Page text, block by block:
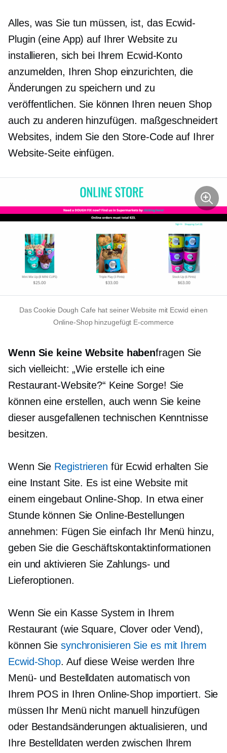
Alles, was Sie tun müssen, ist, das Ecwid-
Plugin (eine App) auf Ihrer Website zu
installieren, sich bei Ihrem Ecwid-Konto
anzumelden, Ihren Shop einzurichten, die
Änderungen zu speichern und zu
veröffentlichen. Sie können Ihren neuen Shop
auch zu anderen hinzufügen. maßgeschneidert
Websites, indem Sie den Store-Code auf Ihrer
Website-Seite einfügen.
Das Cookie Dough Cafe hat seiner Website mit Ecwid einen
Online-Shop hinzugefügt E-commerce
Wenn Sie keine Website habenfragen Sie
sich vielleicht: „Wie erstelle ich eine
Restaurant-Website?“ Keine Sorge! Sie
können eine erstellen, auch wenn Sie keine
dieser ausgefallenen technischen Kenntnisse
besitzen.
Wenn Sie Registrieren für Ecwid erhalten Sie
eine Instant Site. Es ist eine Website mit
einemeingebautOnline-Shop. In etwa einer
Stunde können Sie Online-Bestellungen
annehmen: Fügen Sie einfach Ihr Menü hinzu,
geben Sie die Geschäftskontaktinformationen
ein und aktivieren Sie Zahlungs- und
Lieferoptionen.
Wenn Sie ein Kasse System in Ihrem
Restaurant (wie Square, Clover oder Vend),
können Sie synchronisieren Sie es mit Ihrem
Ecwid-Shop. Auf diese Weise werden Ihre
Menü- und Bestelldaten automatisch von
Ihrem POS in Ihren Online-Shop importiert. Sie
müssen Ihr Menü nicht manuell hinzufügen
oder Bestandsänderungen aktualisieren, und
Ihre Bestelldaten werden zwischen Ihrem